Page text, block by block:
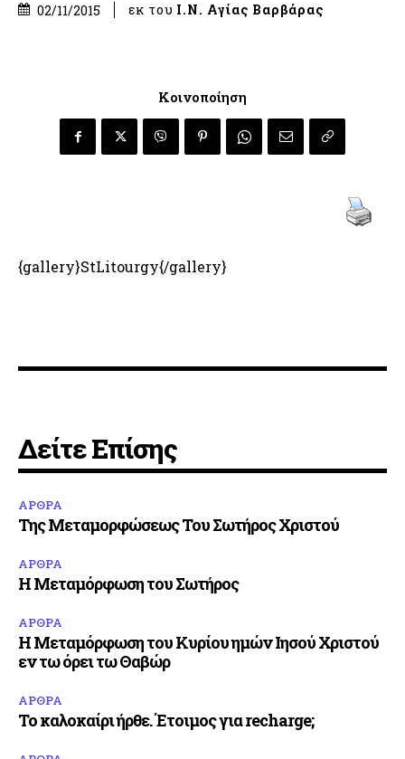
02/11/2015 εκ του Ι.Ν. Αγίας Βαρβάρας
Κοινοποίηση
{gallery}StLitourgy{/gallery}
Δείτε Επίσης
ΑΡΘΡΑ
Της Μεταμορφώσεως Του Σωτήρος Χριστού
ΑΡΘΡΑ
Η Μεταμόρφωση του Σωτήρος
ΑΡΘΡΑ
Η Μεταμόρφωση του Κυρίου ημών Ιησού Χριστού
εν τω όρει τω Θαβώρ
ΑΡΘΡΑ
Το καλοκαίρι ήρθε. Έτοιμος για recharge;